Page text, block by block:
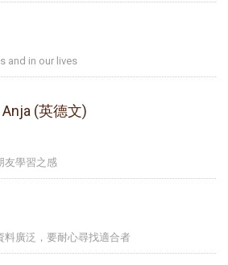
and in our lives
(英德文)
友學習之感
料廣泛，要耐心尋找適合者